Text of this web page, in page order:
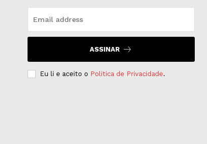
ASSINAR
Eu li e aceito o Politica de Privacidade.